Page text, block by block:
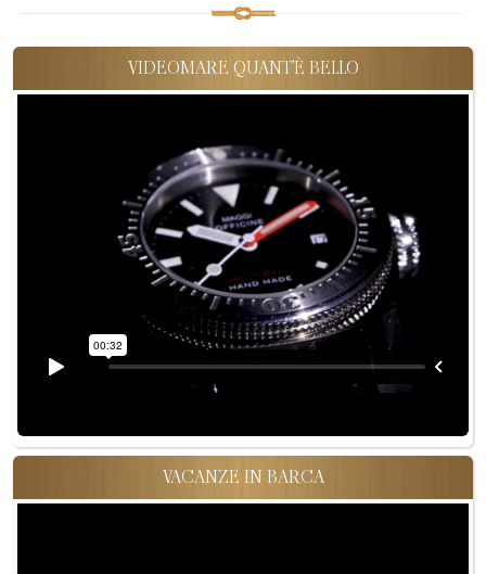
VIDEOMARE QUANT'È BELLO
VACANZE IN BARCA